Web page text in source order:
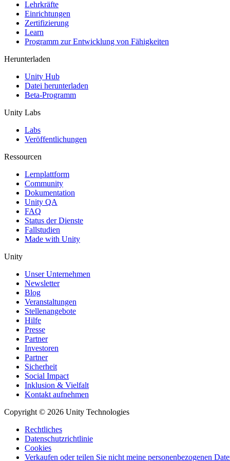
XR-Spiele
XR-Spiele plattformübergreifend starten
Multiplayer-Spiele
Vereinfachte Entwicklung von Multiplayer-Spielen
Lehrkräfte
Einrichtungen
Zertifizierung
Learn
Programm zur Entwicklung von Fähigkeiten
Herunterladen
Unity Hub
Datei herunterladen
Beta-Programm
Unity Labs
Labs
Veröffentlichungen
Ressourcen
Lernplattform
Community
Dokumentation
Unity QA
FAQ
Status der Dienste
Fallstudien
Made with Unity
Unity
Unser Unternehmen
Newsletter
Blog
Veranstaltungen
Stellenangebote
Hilfe
Presse
Partner
Investoren
Partner
Sicherheit
Social Impact
Inklusion & Vielfalt
Kontakt aufnehmen
Copyright © 2026 Unity Technologies
Rechtliches
Datenschutzrichtlinie
Cookies
Verkaufen oder teilen Sie nicht meine personenbezogenen